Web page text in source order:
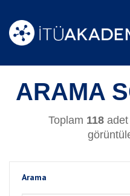
ARAMA
Toplam 118
Arama